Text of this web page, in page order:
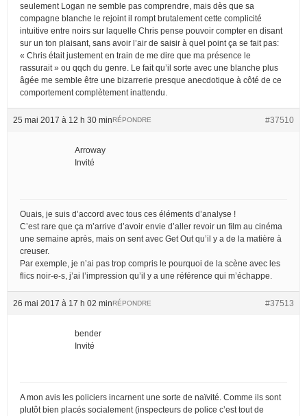
seulement Logan ne semble pas comprendre, mais dès que sa
compagne blanche le rejoint il rompt brutalement cette complicité
intuitive entre noirs sur laquelle Chris pense pouvoir compter en disant
sur un ton plaisant, sans avoir l’air de saisir à quel point ça se fait pas:
« Chris était justement en train de me dire que ma présence le
rassurait » ou qqch du genre. Le fait qu’il sorte avec une blanche plus
âgée me semble être une bizarrerie presque anecdotique à côté de ce
comportement complètement inattendu.
25 mai 2017 à 12 h 30 min #37510
RÉPONDRE
Arroway
Invité
Ouais, je suis d’accord avec tous ces éléments d’analyse !
C’est rare que ça m’arrive d’avoir envie d’aller revoir un film au cinéma
une semaine après, mais on sent avec Get Out qu’il y a de la matière à
creuser.
Par exemple, je n’ai pas trop compris le pourquoi de la scène avec les
flics noir-e-s, j’ai l’impression qu’il y a une référence qui m’échappe.
26 mai 2017 à 17 h 02 min #37513
RÉPONDRE
bender
Invité
A mon avis les policiers incarnent une sorte de naïvité. Comme ils sont
plutôt bien placés socialement (inspecteurs de police c’est tout de